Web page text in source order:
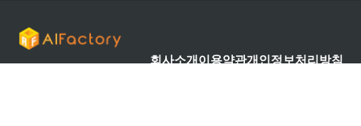
회사소개 이용약관개인정보처리방침